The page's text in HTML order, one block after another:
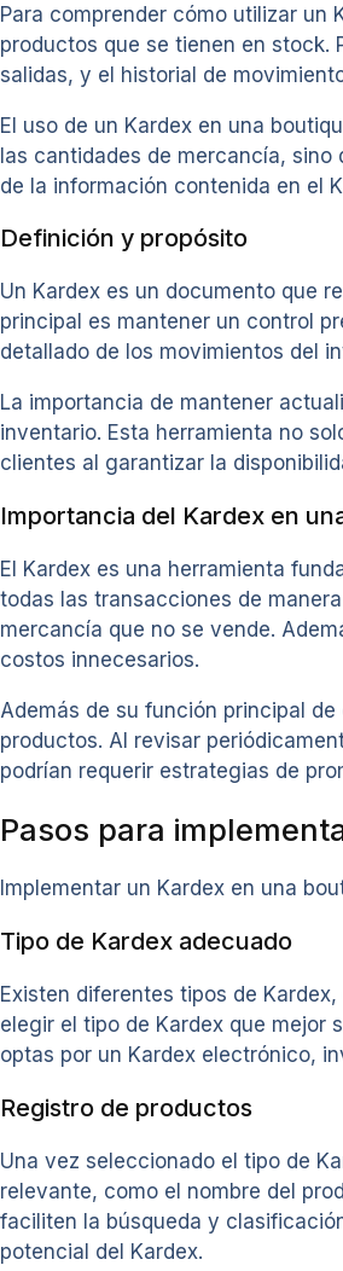
Para comprender cómo utilizar un
productos que se tienen en stock.
salidas, y el historial de
El uso de un Kardex en una
las cantidades de mercancía,
de la información contenida en el
Definición y propósito
Un Kardex es un documento que
principal es mantener un control
detallado de los movimientos del
La importancia de mantener
inventario. Esta herramienta no
clientes al garantizar la
Importancia del Kardex en
El Kardex es una herramienta
todas las transacciones de
mercancía que no se vende.
costos innecesarios.
Además de su función principal
productos. Al revisar
podrían requerir estrategias de
Pasos para
Implementar un Kardex en una
Tipo de Kardex adecuado
Existen diferentes tipos de
elegir el tipo de Kardex que mejor
optas por un Kardex electrónico,
Registro de productos
Una vez seleccionado el tipo de
relevante, como el nombre del
faciliten la búsqueda y
potencial del Kardex.